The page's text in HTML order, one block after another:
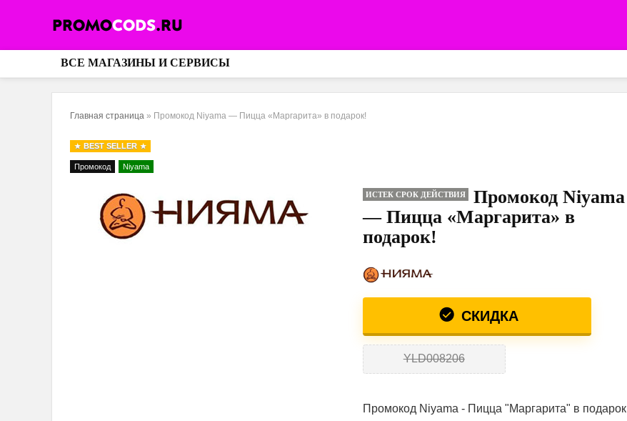
ВСЕ МАГАЗИНЫ И СЕРВИСЫ
Главная страница » Промокод Niyama — Пицца «Маргарита» в подарок!
BEST SELLER
Промокод Niyama
ИСТЕК СРОК ДЕЙСТВИЯ
Промокод Niyama
— Пицца «Маргарита» в
подарок!
СКИДКА
YLD008206
Промокод Niyama - Пицца "Маргарита" в подарок